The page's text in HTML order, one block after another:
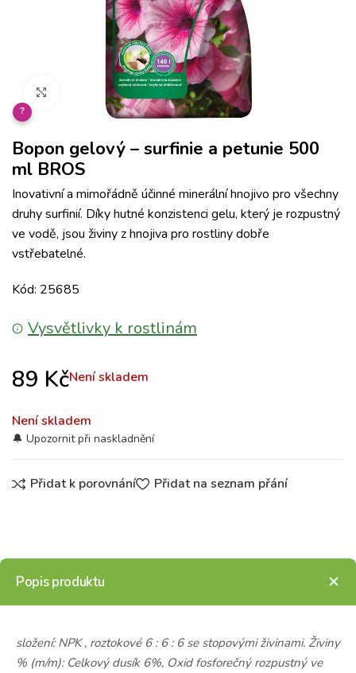
Klikněte pro zvětšení
?
Bopon gelový – surfinie a petunie 500
ml BROS
Inovativní a mimořádně účinné minerální hnojivo pro všechny
druhy surfinií. Díky hutné konzistenci gelu, který je rozpustný
ve vodě, jsou živiny z hnojiva pro rostliny dobře
vstřebatelné.
Kód: 25685
Vysvětlivky k rostlinám
89 KčNení skladem
Není skladem
Přidat k porovnání Přidat na seznam přání
Popis produktu
složení: NPK , roztokové 6 : 6 : 6 se stopovými živinami. Živiny
% (m/m): Celkový dusík 6%, Oxid fosforečný rozpustný ve